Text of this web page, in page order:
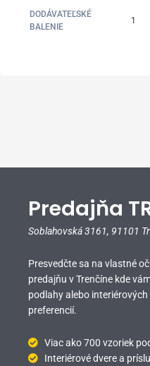
DODÁVATEĽSKÉ
BALENIE
1
Predajňa
Soblahovská 3161, 91101
Presvedčte sa na vlastné
predajňu v Trenčíne kde
podlahy alebo
preferencií.
Viac ako 700 vzoriek
Interiérové dvere a